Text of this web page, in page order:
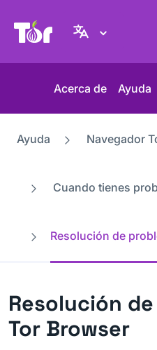
Web del Proyecto
Acerca de Ayuda
Ayuda Navegador
Cuando tienes
Resolución de
Resolución
Tor Browser